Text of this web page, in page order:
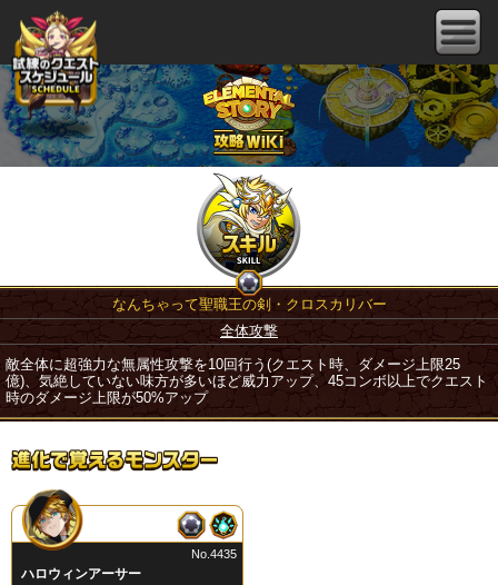
なんちゃって聖職王の剣・クロスカリバー
全体攻撃
敵全体に超強力な無属性攻撃を10回行う(クエスト時、ダメージ上限25
億)、気絶していない味方が多いほど威力アップ、45コンボ以上でクエスト
時のダメージ上限が50%アップ
ハロウィンアーサー
No.4435